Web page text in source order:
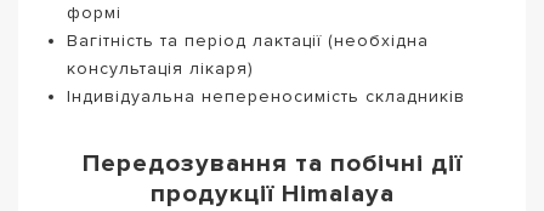
формі
Вагітність та період лактації (необхідна
консультація лікаря)
Індивідуальна непереносимість складників
Передозування та побічні дії
продукції Himalaya